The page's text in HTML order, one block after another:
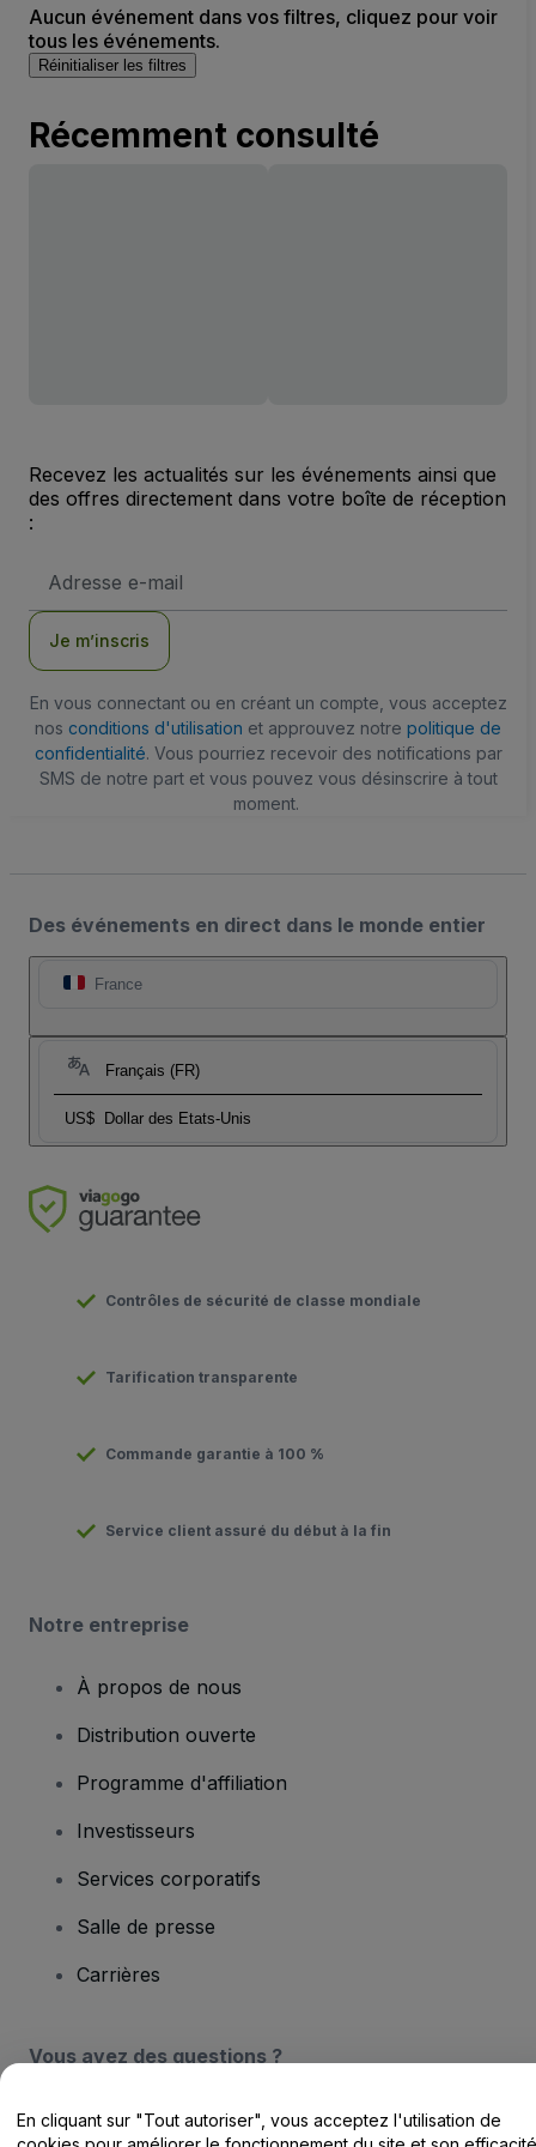
Aucun événement dans vos filtres, cliquez pour voir
tous les événements.
Réinitialiser les filtres
Récemment consulté
Recevez les actualités sur les événements ainsi que
des offres directement dans votre boîte de réception
:
e-
Je m’inscris
En vous connectant ou en créant un compte, vous acceptez
nos conditions d'utilisation et approuvez notre politique de
confidentialité. Vous pourriez recevoir des notifications par
SMS de notre part et vous pouvez vous désinscrire à tout
moment.
Des événements en direct dans le monde entier
France
Français (FR)
US$ Dollar des Etats-Unis
Contrôles de sécurité de classe mondiale
Tarification transparente
Commande garantie à 100 %
Service client assuré du début à la fin
Notre entreprise
À propos de nous
Distribution ouverte
Programme d'affiliation
Investisseurs
Services corporatifs
Salle de presse
Carrières
Vous avez des questions ?
Centre d'assistance / Nous contacter
En cliquant sur "Tout autoriser", vous acceptez l'utilisation de